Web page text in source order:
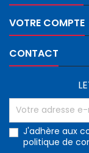
VOTRE COMPTE
CONTACT
J'adhère aux
politique de